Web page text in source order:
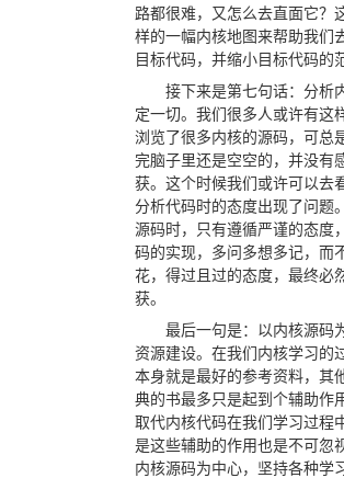
路都很难，又怎么去直面它？
样的一幅内核地图来帮助我们
目标代码，并缩小目标代码的
接下来是第七句话：分析
定一切。我们很多人或许有这
浏览了很多内核的源码，可总
完脑子里还是空空的，并没有
获。这个时候我们或许可以去
分析代码时的态度出现了问题
源码时，只有遵循严谨的态度
码的实现，多问多想多记，而
花，得过且过的态度，最终必
获。
最后一句是：以内核源码
资源建设。在我们内核学习的
本身就是最好的参考资料，其
典的书最多只是起到个辅助作
取代内核代码在我们学习过程
是这些辅助的作用也是不可忽
内核源码为中心，坚持各种学